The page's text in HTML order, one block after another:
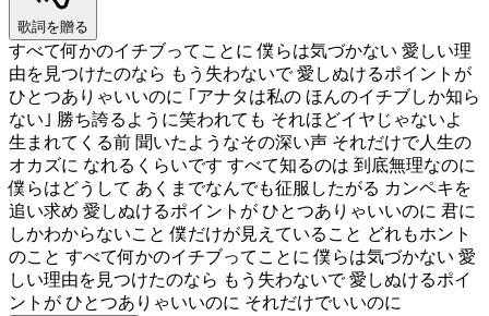
歌詞を贈る
すべて何かのイチブってことに 僕らは気づかない 愛しい理
由を見つけたのなら もう失わないで 愛しぬけるポイントが
ひとつありゃいいのに ｢アナタは私の ほんのイチブしか知ら
ない｣ 勝ち誇るように笑われても それほどイヤじゃないよ
生まれてくる前 聞いたようなその深い声 それだけで人生の
オカズに なれるくらいです すべて知るのは 到底無理なのに
僕らはどうして あくまでなんでも征服したがる カンペキを
追い求め 愛しぬけるポイントが ひとつありゃいいのに 君に
しかわからないこと 僕だけが見えていること どれもホント
のこと すべて何かのイチブってことに 僕らは気づかない 愛
しい理由を見つけたのなら もう失わないで 愛しぬけるポイ
ントが ひとつありゃいいのに それだけでいいのに